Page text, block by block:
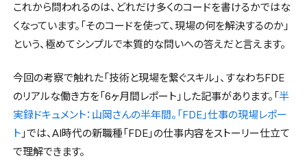
これから問われるのは、どれだけ多くのコードを書けるかではな
くなっています。「そのコードを使って、現場の何を解決するのか」
という、極めてシンプルで本質的な問いへの答えだと言えます。
今回の考察で触れた「技術と現場を繋ぐスキル」、すなわちFDE
のリアルな働き方を「6ヶ月間レポート」した記事があります。「半
実録ドキュメント：山岡さんの半年間。「FDE」仕事の現場レポー
ト 」では、AI時代の新職種「FDE」の仕事内容をストーリー仕立て
で理解できます。